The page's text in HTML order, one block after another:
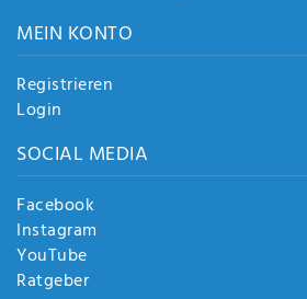
MEIN KONTO
Registrieren
Login
SOCIAL MEDIA
Facebook
Instagram
YouTube
Ratgeber